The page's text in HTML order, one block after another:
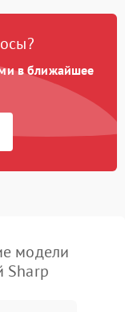
в ближайшее
модели
Sharp